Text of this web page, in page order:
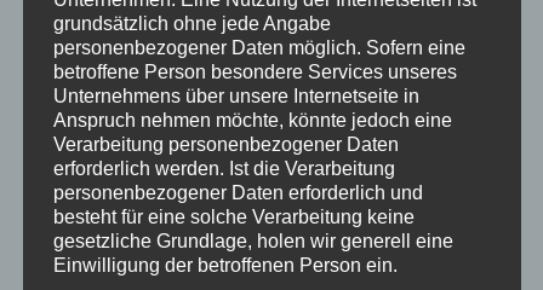
IMPRESSUM
Seite wählen
Start
Ferienwohnungen
Ferienwohnung 1
Ferienwohnung 2
Ferienwohnung 3
Ferienwohnung 4
Ferienwohnung 5
grundsätzlich ohne jede Angabe
personenbezogener Daten möglich. Sofern eine
betroffene Person besondere Services unseres
Unternehmens über unsere Internetseite in
Anspruch nehmen möchte, könnte jedoch eine
Verarbeitung personenbezogener Daten
erforderlich werden. Ist die Verarbeitung
personenbezogener Daten erforderlich und
besteht für eine solche Verarbeitung keine
gesetzliche Grundlage, holen wir generell eine
Einwilligung der betroffenen Person ein.